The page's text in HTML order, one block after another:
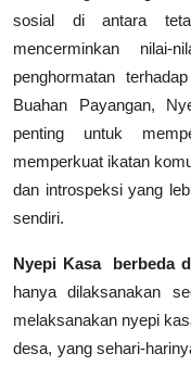
sosial di antara
mencerminkan nilai-
penghormatan
Buahan Payangan,
penting untuk
memperkuat ikatan
dan introspeksi yang
sendiri.
Nyepi Kasa berbeda
hanya dilaksanakan
melaksanakan nyepi
desa, yang sehari-